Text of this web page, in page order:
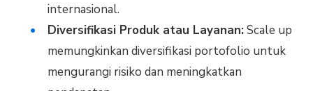
internasional.
Diversifikasi Produk atau Layanan:Scale up
memungkinkan diversifikasi portofolio untuk
mengurangi risiko dan meningkatkan